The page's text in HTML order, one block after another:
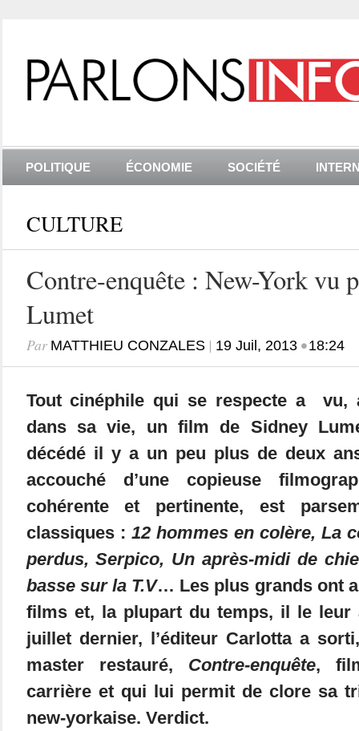
POLITIQUE ÉCONOMIE SOCIÉTÉ
CULTURE
Contre-enquête : New-York vu
Lumet
Par MATTHIEU CONZALES| 19 Juil, 2013•18:24
Tout cinéphile qui se respecte a vu,
dans sa vie, un film de Sidney
décédé il y a un peu plus de deux
accouché d’une copieuse
cohérente et pertinente, est
classiques : 12 hommes en colère, La
perdus, Serpico, Un après-midi de
basse sur la T.V… Les plus grands ont
films et, la plupart du temps, il le leur
juillet dernier, l’éditeur Carlotta a
master restauré, Contre-enquête,
carrière et qui lui permit de clore sa
new-yorkaise. Verdict.